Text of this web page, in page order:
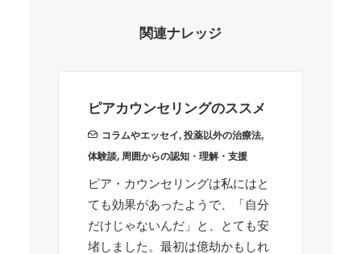
関連ナレッジ
ピアカウンセリングのススメ
コラムやエッセイ, 投薬以外の治療法,
体験談, 周囲からの認知・理解・支援
ピア・カウンセリングは私にはと
ても効果があったようで、「自分
だけじゃないんだ」と、とても安
堵しました。最初は億劫かもしれ